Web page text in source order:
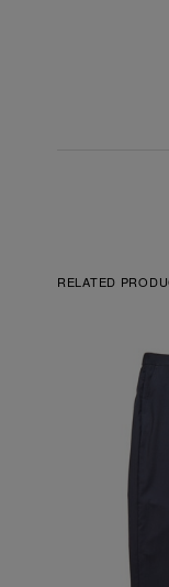
RELATED